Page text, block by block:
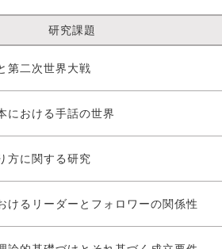
研究課題
第二次世界大戦
における手話の世界
方に関する研究
けるリーダーとフォロワーの関係性